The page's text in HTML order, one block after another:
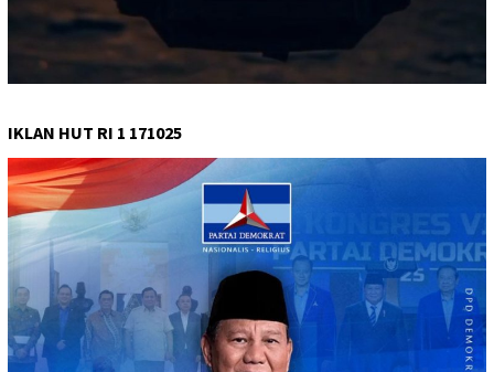
IKLAN HUT RI 1 171025